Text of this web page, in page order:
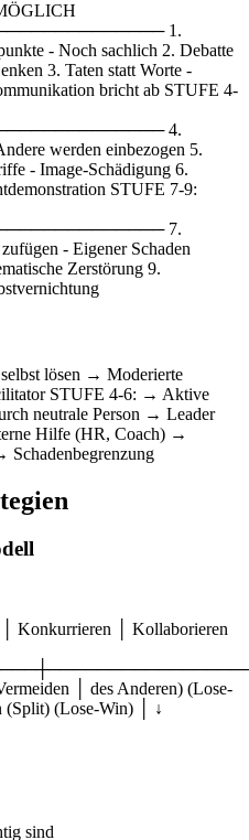
1.
- Noch sachlich 2. Debatte
3. Taten statt Worte -
bricht ab STUFE 4-
4.
werden einbezogen 5.
- Image-Schädigung 6.
STUFE 7-9:
7.
- Eigener Schaden
Zerstörung 9.
lösen → Moderierte
STUFE 4-6: → Aktive
neutrale Person → Leader
Hilfe (HR, Coach) →
Konkurrieren │ Kollaborieren
│ des Anderen) (Lose-
(Split) (Lose-Win) │ ↓
sind